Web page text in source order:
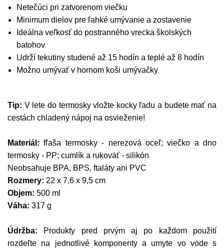
Netečúci pri zatvorenom viečku
Minimum dielov pre ľahké umývanie a zostavenie
Ideálna veľkosť do postranného vrecka školských
batohov
Udrží tekutiny studené až 15 hodín a teplé až 8 hodín
Možno umývať v hornom koši umývačky
Tip: V lete do termosky vložte kocky ľadu a budete mať na
cestách chladený nápoj na osvieženie!
Materiál: fľaša termosky - nerezová oceľ; viečko a dno
termosky - PP; cumlík a rukoväť - silikón
Neobsahuje BPA, BPS, ftaláty ani PVC
Rozmery: 22 x 7,6 x 9,5 cm
Objem: 500 ml
Váha: 317 g
Údržba: Produkty pred prvým aj po každom použití
rozdeľte na jednotlivé komponenty a umyte vo vode s